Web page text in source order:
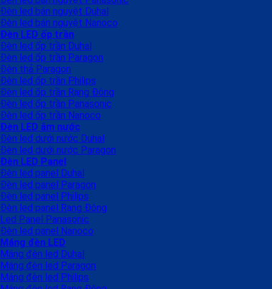
Đèn led bán nguyệt Duhal
Đèn led bán nguyệt Nanoco
Đèn LED ốp trần
Đèn led ốp trần Duhal
Đèn led ốp trần Paragon
Đèn thả Paragon
Đèn led ốp trần Philips
Đèn led ốp trần Rạng Đông
Đèn led ốp trần Panasonic
Đèn led ốp trần Nanoco
Đèn LED âm nước
Đèn led dưới nước Duhal
Đèn led dưới nước Paragon
Đèn LED Panel
Đèn led panel Duhal
Đèn led panel Paragon
Đèn led panel Philips
Đèn led panel Rạng Đông
Led Panel Panasonic
Đèn led panel Nanoco
Máng đèn LED
Máng đèn led Duhal
Máng đèn led Paragon
Máng đèn led Philips